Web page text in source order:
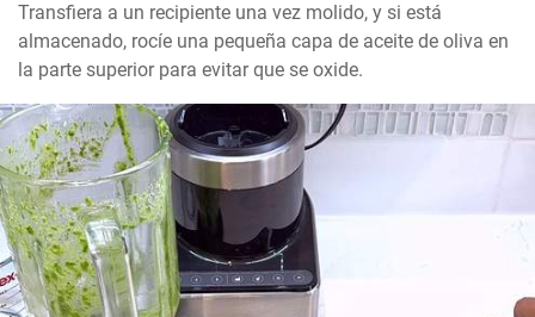
Transfiera a un recipiente una vez molido, y si está
almacenado, rocíe una pequeña capa de aceite de oliva en
la parte superior para evitar que se oxide.